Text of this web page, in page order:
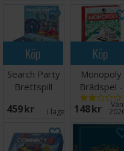
Köp
Search Party
Brettspill
459 SEK I lager:
Köp
Monopoly
Brädspel -
Reseutgåva
148 SEK